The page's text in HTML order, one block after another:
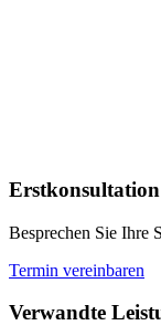
Besprechen Sie Ihre
Termin vereinbaren
Verwandte